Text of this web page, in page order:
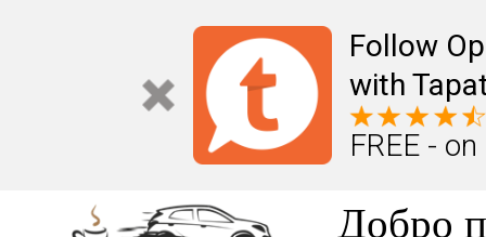
Follow
with
FREE -
Добро